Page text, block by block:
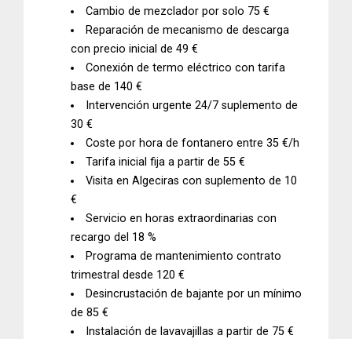
Cambio de mezclador por solo 75 €
Reparación de mecanismo de descarga
con precio inicial de 49 €
Conexión de termo eléctrico con tarifa
base de 140 €
Intervenciónurgente 24/7 suplemento de
30 €
Coste por hora de fontanero entre 35 €/h
Tarifa inicial fija a partir de 55 €
Visita en Algeciras con suplemento de 10
€
Servicio en horas extraordinarias con
recargo del 18 %
Programa de mantenimiento contrato
trimestral desde 120 €
Desincrustación de bajante por un mínimo
de 85 €
Instalación de lavavajillas a partir de 75 €